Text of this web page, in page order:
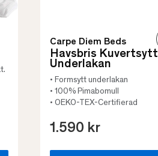
Carpe Diem Beds
Havsbris Kuvertsytt
Underlakan
• Formsytt underlakan
• 100% Pimabomull
• OEKO-TEX-Certifierad
1.590 kr